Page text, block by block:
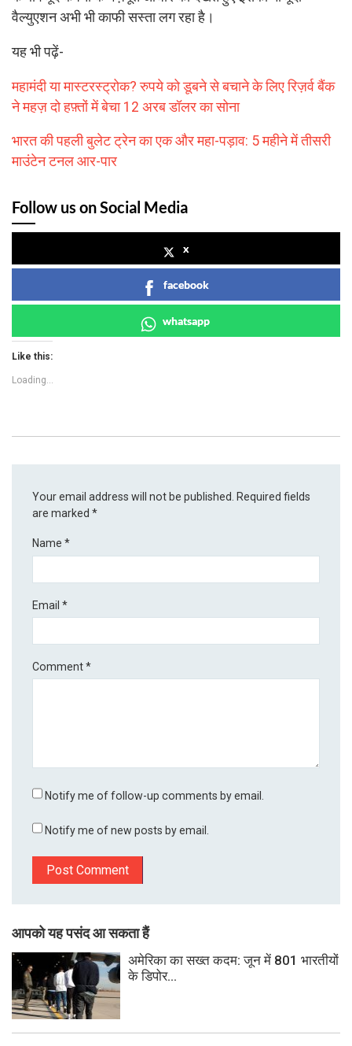
वैल्युएशन अभी भी काफी सस्ता लग रहा है।
यह भी पढ़ें-
महामंदी या मास्टरस्ट्रोक? रुपये को डूबने से बचाने के लिए रिज़र्व बैंक
ने महज़ दो हफ़्तों में बेचा 12 अरब डॉलर का सोना
भारत की पहली बुलेट ट्रेन का एक और महा-पड़ाव: 5 महीने में तीसरी
माउंटेन टनल आर-पार
Follow us on Social Media
x
facebook
whatsapp
Like this:
Loading...
Your email address will not be published. Required fields
are marked*
Name*
Email*
Comment*
Notify me of follow-up comments by email.
Notify me of new posts by email.
आपको यह पसंद आ सकता हैं
अमेरिका का सख्त कदम: जून में 801 भारतीयों
के डिपोर...